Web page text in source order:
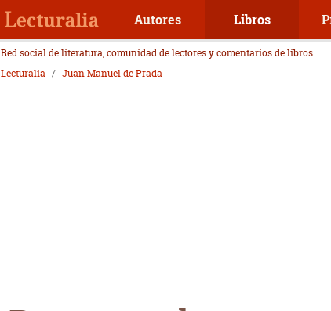
Autores Libros
Red social de literatura, comunidad de lectores y comentarios de libros
Lecturalia
Juan Manuel de Prada